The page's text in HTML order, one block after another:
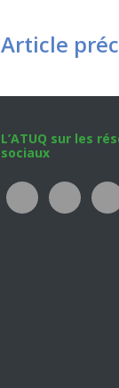
Article
L’ATUQ sur les
sociaux